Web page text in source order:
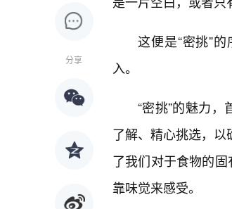
分享
这便是“密挑”
入。
“密挑”的魅力
了解、精心挑选，以
了我们对于食物的
靠味觉来感受。